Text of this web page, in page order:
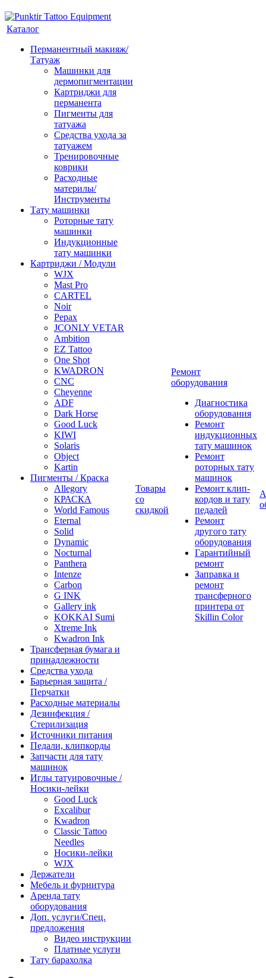
Каталог
Перманентный макияж/
Татуаж
Машинки для
дермопигментации
Картриджи для
перманента
Пигменты для
татуажа
Средства ухода за
татуажем
Тренировочные
коврики
Расходные
материлы/
Инструменты
Тату машинки
Роторные тату
машинки
Индукционные
тату машинки
Картриджи / Модули
WJX
Mast Pro
CARTEL
Noir
Pepax
JCONLY VETAR
Ambition
EZ Tattoo
One Shot
KWADRON
CNC
Cheyenne
ADF
Dark Horse
Good Luck
KIWI
Solaris
Object
Kartin
Пигменты / Краска
Allegory
КРАСКА
World Famous
Eternal
Solid
Dynamic
Nocturnal
Panthera
Intenze
Carbon
G INK
Gallery ink
KOKKAI Sumi
Xtreme Ink
Kwadron Ink
Трансферная бумага и
принадлежности
Средства ухода
Барьерная защита /
Перчатки
Расходные материалы
Дезинфекция /
Стерилизация
Источники питания
Педали, клипкорды
Запчасти для тату
машинок
Иглы татуировочные /
Носики-лейки
Good Luck
Excalibur
Kwadron
Classic Tattoo
Needles
Носики-лейки
WJX
Держатели
Мебель и фурнитура
Аренда тату
оборудования
Доп. услуги/Спец.
предложения
Видео инструкции
Платные услуги
Тату барахолка
Товары
со
скидкой
Ремонт
оборудования
Диагностика
оборудования
Ремонт
индукционных
тату машинок
Ремонт
роторных тату
машинок
Ремонт клип-
кордов и тату
педалей
Ремонт
другого тату
оборудования
Гарантийный
ремонт
Заправка и
ремонт
трансферного
принтера от
Skillin Color